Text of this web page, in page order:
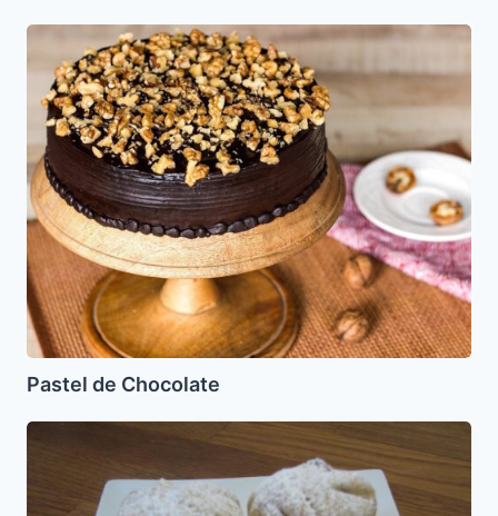
Pastel
Chocolate
Pastel de Chocolate
Maamul